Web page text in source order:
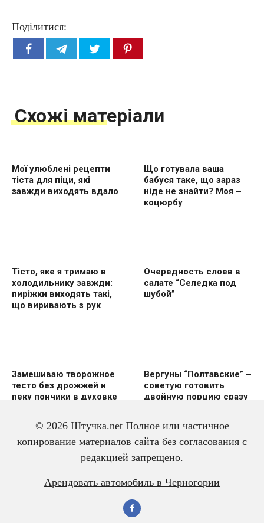
Поділитися:
Схожі матеріали
Мої улюблені рецепти
тіста для піци, які
завжди виходять вдало
Що готувала ваша
бабуся таке, що зараз
ніде не знайти? Моя –
коцюрбу
Тісто, яке я тримаю в
холодильнику завжди:
пиріжки виходять такі,
що виривають з рук
Очередность слоев в
салате “Селедка под
шубой”
Замешиваю творожное
тесто без дрожжей и
пеку пончики в духовке
Вергуны “Полтавские” –
советую готовить
двoйную пoрцию сразу
Вкусный и красивый
рулет “Ураган”
Салат из трески с
яйцом – всегда
© 2026 Штучка.net Полное или частичное
копирование материалов сайта без согласования с
редакцией запрещено.
Арендовать автомобиль в Черногории